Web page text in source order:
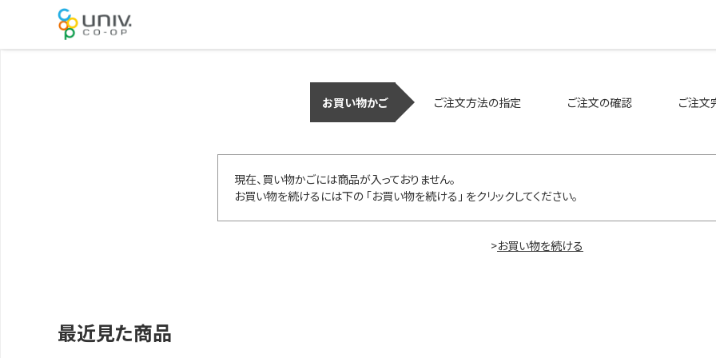
お買い物かご ご注文方法の指定 ご注文の確認 ご注文
現在、買い物かごには商品が入っておりません。
お買い物を続けるには下の 「お買い物を続ける」 をクリックしてください。
>
最近見た商品